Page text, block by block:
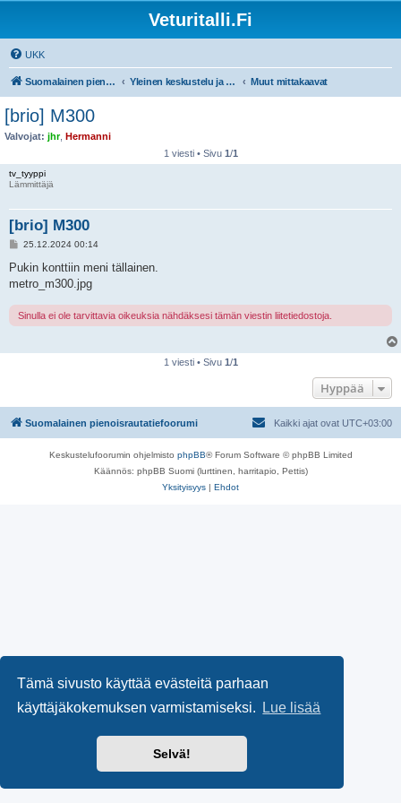
Tämä sivusto käyttää evästeitä parhaan
käyttäjäkokemuksen varmistamiseksi.
Lue lisää
Selvä!
Veturitalli.Fi
UKK
Suomalainen pienoisrautatiefoorumi Yleinen keskustelu ja muut mittakaavat Muut mittakaavat
[brio] M300
Valvojat: jhr, Hermanni
1 viesti • Sivu 1/1
tv_tyyppi
Lämmittäjä
[brio] M300
V
e
t
25.12.2024 00:14
Pukin konttiin meni tällainen.
metro_m300.jpg
Sinulla ei ole tarvittavia oikeuksia nähdäksesi tämän viestin liitetiedostoja.
1 viesti • Sivu 1/1
Hyppää
Suomalainen pienoisrautatiefoorumi Kaikki ajat ovat UTC+03:00
Keskustelufoorumin ohjelmisto phpBB® Forum Software © phpBB Limited
Käännös: phpBB Suomi (lurttinen, harritapio, Pettis)
Yksityisyys | Ehdot